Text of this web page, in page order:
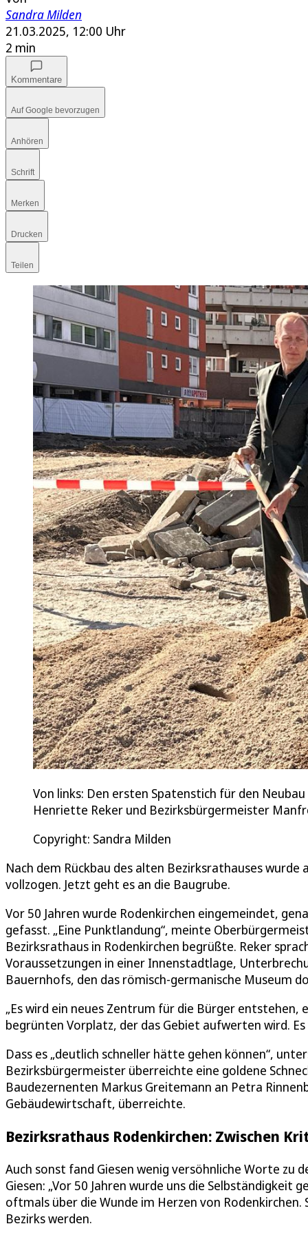
Sandra Milden
21.03.2025, 12:00 Uhr
2 min
Kommentare
Auf Google bevorzugen
Anhören
Schrift
Merken
Drucken
Teilen
Von links: Den ersten Spatenstich für den
Henriette Reker und Bezirksbürgermeister
Copyright: Sandra Milden
Nach dem Rückbau des alten Bezirksrathauses
vollzogen. Jetzt geht es an die Baugrube.
Vor 50 Jahren wurde Rodenkirchen eingemeindet,
gefasst. „Eine Punktlandung“, meinte
Bezirksrathaus in Rodenkirchen begrüßte. Reker
Voraussetzungen in einer Innenstadtlage,
Bauernhofs, den das römisch-germanische Museum
„Es wird ein neues Zentrum für die Bürger
begrünten Vorplatz, der das Gebiet aufwerten wird.
Dass es „deutlich schneller hätte gehen können“,
Bezirksbürgermeister überreichte eine goldene
Baudezernenten Markus Greitemann an Petra
Gebäudewirtschaft, überreichte.
Bezirksrathaus Rodenkirchen: Zwischen
Auch sonst fand Giesen wenig versöhnliche Worte zu
Giesen: „Vor 50 Jahren wurde uns die Selbständigkeit
oftmals über die Wunde im Herzen von Rodenkirchen.
Bezirks werden.